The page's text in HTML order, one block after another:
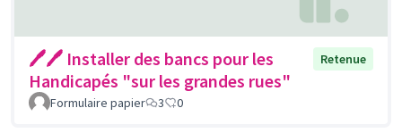
🖊🖊 Installer des bancs pour les
Handicapés "sur les grandes rues"
Retenue
Formulaire papier 3 0